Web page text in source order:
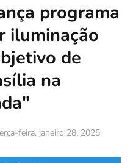
programa
iluminação
de
na
feira, janeiro 28, 2025